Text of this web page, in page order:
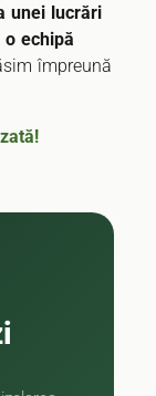
unei lucrări
echipă
împreună